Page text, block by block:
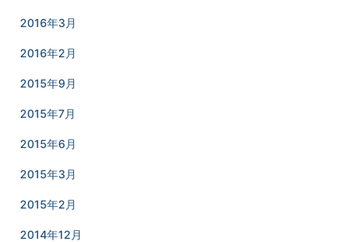
2016年3月
2016年2月
2015年9月
2015年7月
2015年6月
2015年3月
2015年2月
2014年12月